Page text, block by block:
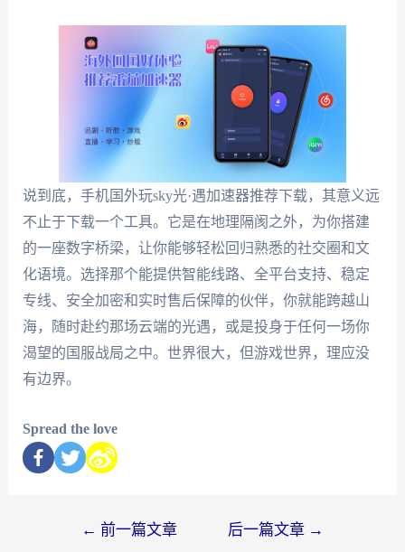
说到底，手机国外玩sky光·遇加速器推荐下载，其意义远
不止于下载一个工具。它是在地理隔阂之外，为你搭建
的一座数字桥梁，让你能够轻松回归熟悉的社交圈和文
化语境。选择那个能提供智能线路、全平台支持、稳定
专线、安全加密和实时售后保障的伙伴，你就能跨越山
海，随时赴约那场云端的光遇，或是投身于任何一场你
渴望的国服战局之中。世界很大，但游戏世界，理应没
有边界。
Spread the love
← 前一篇文章 后一篇文章 →